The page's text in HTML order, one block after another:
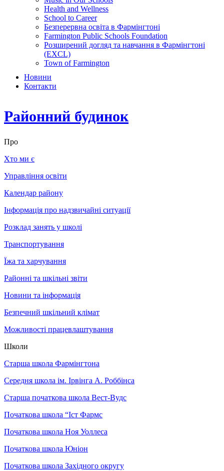
Health and Wellness
School to Career
Безперервна освіта в Фармінгтоні
Farmington Public Schools Foundation
Розширений догляд та навчання в Фармінгтоні
(EXCL)
Town of Farmington
Новини
Контакти
Районний будинок
Про
Хто ми є
Управління освіти
Календар району
Інформація про надзвичайні ситуації
Розклад занять у школі
Транспортування
Їжа та харчування
Районні та шкільні звіти
Новини та інформація
Безпечний шкільний клімат
Можливості працевлаштування
Школи
Старша школа Фармінгтона
Середня школа ім. Ірвінга А. Роббінса
Старша початкова школа Вест-Вудс
Початкова школа “Іст Фармс
Початкова школа Ноя Уоллеса
Початкова школа Юніон
Початкова школа Західного округу